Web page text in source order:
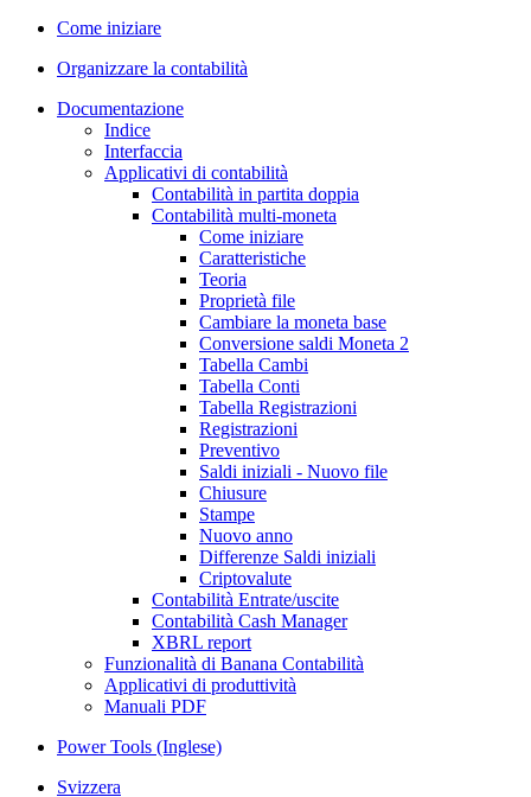
Come iniziare
Organizzare la contabilità
Documentazione
Indice
Interfaccia
Applicativi di contabilità
Contabilità in partita doppia
Contabilità multi-moneta
Come iniziare
Caratteristiche
Teoria
Proprietà file
Cambiare la moneta base
Conversione saldi Moneta 2
Tabella Cambi
Tabella Conti
Tabella Registrazioni
Registrazioni
Preventivo
Saldi iniziali - Nuovo file
Chiusure
Stampe
Nuovo anno
Differenze Saldi iniziali
Criptovalute
Contabilità Entrate/uscite
Contabilità Cash Manager
XBRL report
Funzionalità di Banana Contabilità
Applicativi di produttività
Manuali PDF
Power Tools (Inglese)
Svizzera